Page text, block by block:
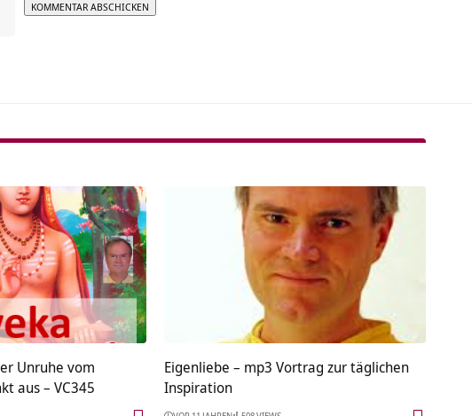
Unruhe vom
aus – VC345
Eigenliebe – mp3 Vortrag zur täglichen
Inspiration